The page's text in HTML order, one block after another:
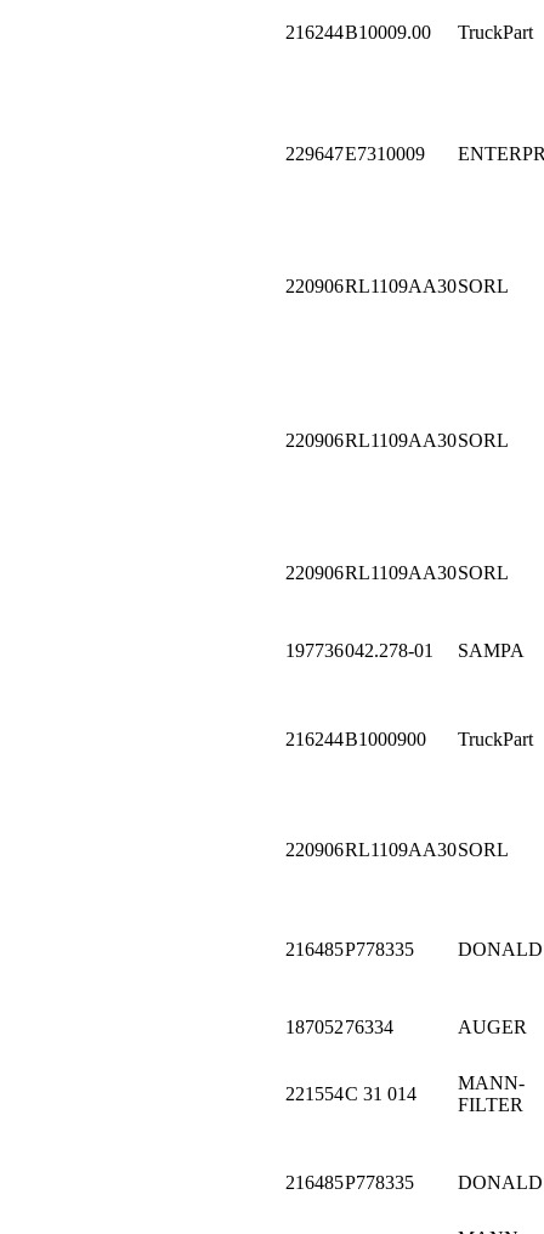
216244B10009.00 TruckPart
229647E7310009
220906RL1109AA30SORL
220906RL1109AA30SORL
220906RL1109AA30SORL
197736042.278-01 SAMPA
216244B1000900 TruckPart
220906RL1109AA30SORL
216485P778335
18705276334 AUGER
221554C 31 014
MANN-
FILTER
216485P778335